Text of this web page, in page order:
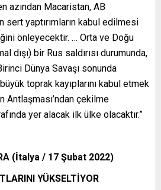
azından Macaristan, AB
yaptırımların kabul edilmesi
önleyecektir. … Orta ve Doğu
dışı) bir Rus saldırısı durumunda,
Dünya Savaşı sonunda
toprak kayıplarını kabul etmek
Antlaşması’ndan çekilme
yer alacak ilk ülke olacaktır.”
(İtalya / 17 Şubat 2022)
YÜKSELTİYOR